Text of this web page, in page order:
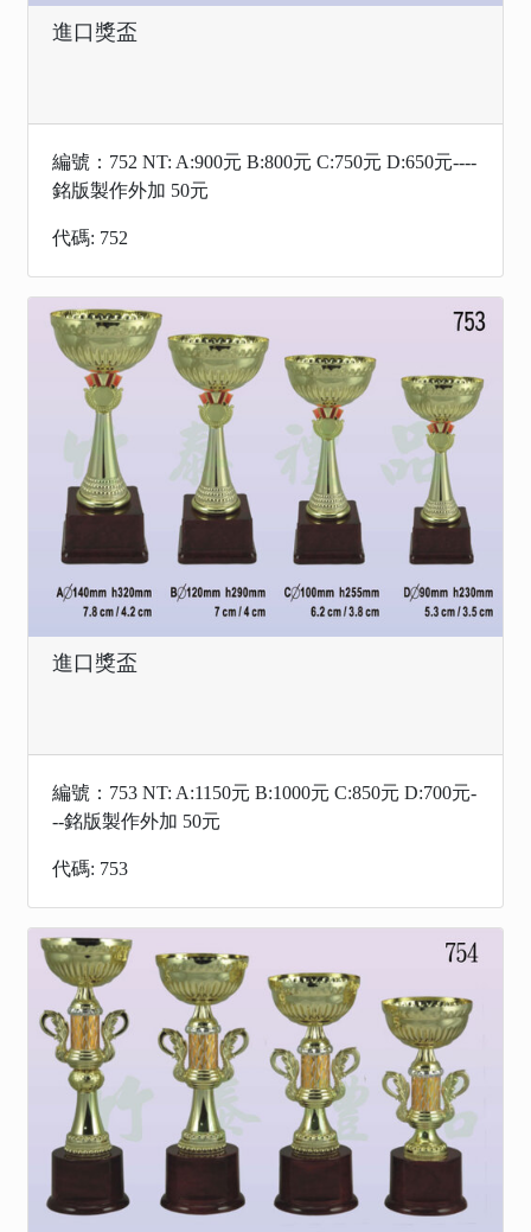
進口獎盃
編號：752 NT: A:900元 B:800元 C:750元 D:650元----
銘版製作外加 50元
代碼: 752
進口獎盃
編號：753 NT: A:1150元 B:1000元 C:850元 D:700元-
--銘版製作外加 50元
代碼: 753